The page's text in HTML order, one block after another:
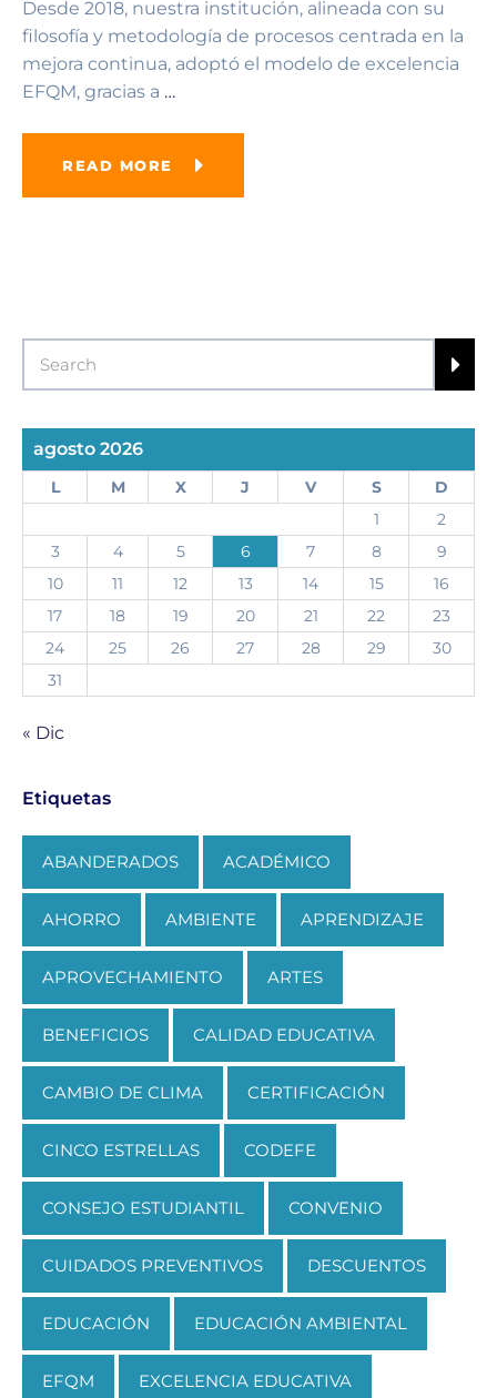
Desde 2018, nuestra institución, alineada con su
filosofía y metodología de procesos centrada en la
mejora continua, adoptó el modelo de excelencia
EFQM, gracias a …
READ MORE
agosto 2026
L M X J V S
D
1
2
3
4 5 6 7 8
9
10
11 12 13 14 15
16
17
18 19 20 21 22
23
24
25 26 27 28 29
30
31
« Dic
Etiquetas
ABANDERADOS ACADÉMICO
AHORRO AMBIENTE APRENDIZAJE
APROVECHAMIENTO ARTES
BENEFICIOS CALIDAD EDUCATIVA
CAMBIO DE CLIMA CERTIFICACIÓN
CINCO ESTRELLAS CODEFE
CONSEJO ESTUDIANTIL CONVENIO
CUIDADOS PREVENTIVOS DESCUENTOS
EDUCACIÓN EDUCACIÓN AMBIENTAL
EFQM EXCELENCIA EDUCATIVA